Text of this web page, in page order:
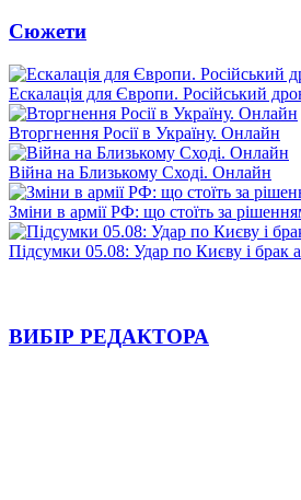
Сюжети
Ескалація для Європи. Російський
Вторгнення Росії в Україну. Онлайн
Війна на Близькому Сході. Онлайн
Зміни в армії РФ: що стоїть за
Підсумки 05.08: Удар по Києву і брак
ВИБІР РЕДАКТОРА